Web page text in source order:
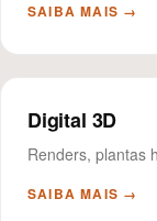
SAIBA MAIS →
Digital 3D
Renders, plantas
SAIBA MAIS →